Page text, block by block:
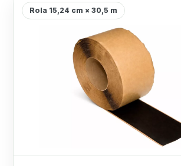
Rola 15,24 cm × 30,5 m